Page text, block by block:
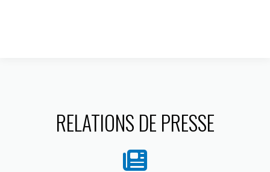
RELATIONS DE PRESSE